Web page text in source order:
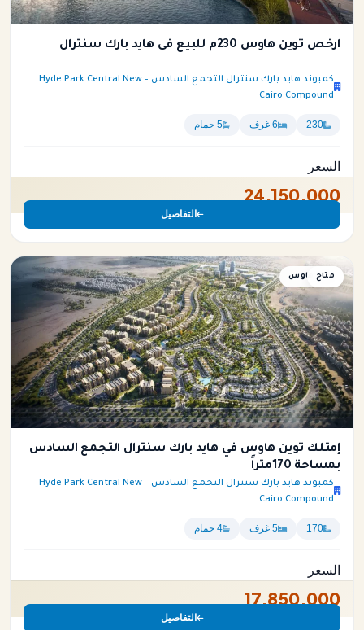
ارخص توين هاوس 230م للبيع فى هايد بارك سنترال
كمبوند هايد بارك سنترال التجمع السادس – Hyde Park Central New
Cairo Compound
230 6 غرف 5 حمام
السعر
24,150,000
التفاصيل
توين هاوس
متاح
إمتلك توين هاوس في هايد بارك سنترال التجمع السادس
بمساحة 170متراً
كمبوند هايد بارك سنترال التجمع السادس – Hyde Park Central New
Cairo Compound
170 5 غرف 4 حمام
السعر
17,850,000
التفاصيل